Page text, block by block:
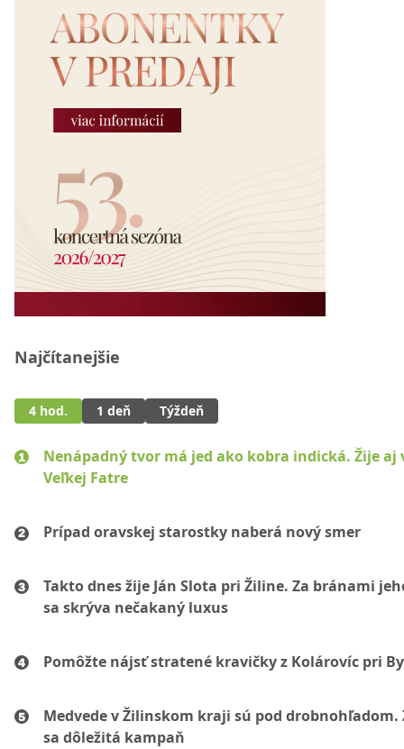
Najčítanejšie
4 hod. 1 deň Týždeň
Nenápadný tvor má jed ako kobra indická. Žije aj
Veľkej Fatre
Prípad oravskej starostky naberá nový smer
Takto dnes žije Ján Slota pri Žiline. Za bránami
sa skrýva nečakaný luxus
Pomôžte nájsť stratené kravičky z Kolárovíc pri
Medvede v Žilinskom kraji sú pod drobnohľadom.
sa dôležitá kampaň